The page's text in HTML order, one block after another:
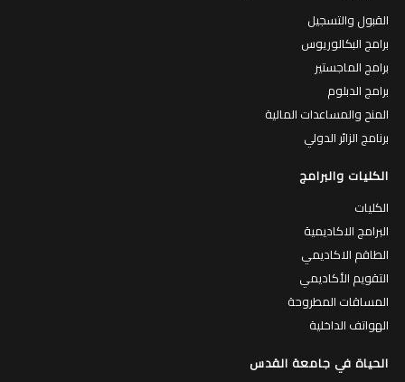
القبول والتسجيل
برامج البكالوريوس
برامج الماجستير
برامج الدبلوم
المنح والمساعدات المالية
برنامج الزائر الدولي
الكليات والبرامج
الكليات
البرامج الاكاديمية
الطاقم الاكاديمي
التقويم الأكاديمي
المساقات المطروحة
الهواتف الداخلية
الحياة في جامعة القدس